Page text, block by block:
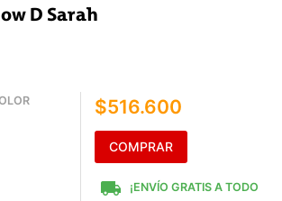
D Sarah
$516.600
COMPRAR
local_shipping
¡ENVÍO GRATIS A TODO